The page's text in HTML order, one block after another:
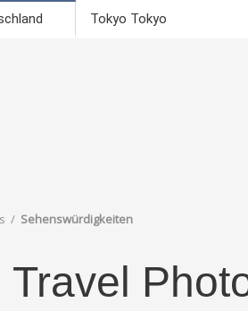
Tokyo Tokyo
/ Sehenswürdigkeiten
Travel